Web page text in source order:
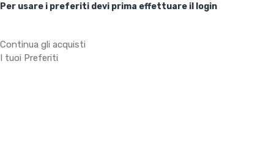
Per usare i preferiti devi prima effettuare il login
Continua gli acquisti
I tuoi Preferiti